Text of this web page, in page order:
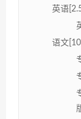
英语
语文